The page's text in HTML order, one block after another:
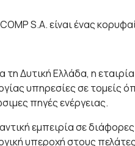
S.A. είναι ένας
τη Δυτική Ελλάδα, η
υπηρεσίες σε τομείς
πηγές ενέργειας.
εμπειρία σε
υπεροχή στους